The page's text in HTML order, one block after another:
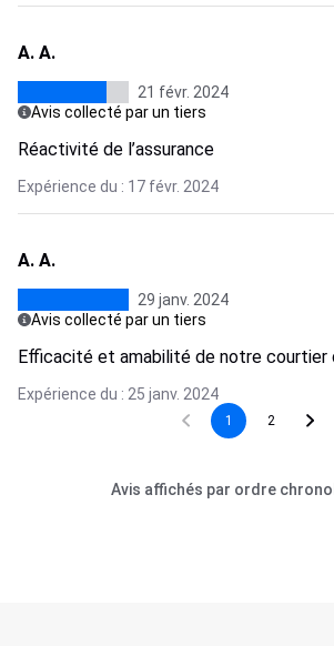
A. A.
21 févr. 2024
Avis collecté par un tiers
Réactivité de l’assurance
Expérience du : 17 févr. 2024
A. A.
29 janv. 2024
Avis collecté par un tiers
Efficacité et amabilité de notre courtier
Expérience du : 25 janv. 2024
1 2
Avis affichés par ordre